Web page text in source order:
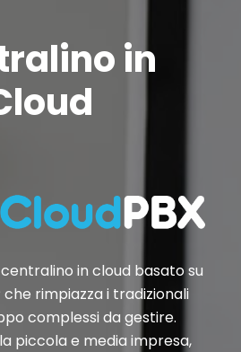
in
in cloud basato su
rimpiazza i tradizionali
complessi da gestire.
piccola e media impresa,